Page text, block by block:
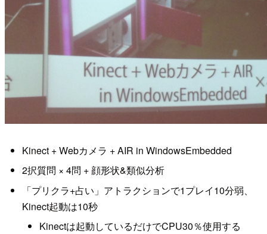
Kinect + Webカメラ + AIR in WindowsEmbedded
2択質問 × 4問 + 顔形状&類似分析
「プリクラ+占い」アトラクションで1プレイ10分弱、
Kinect起動は10秒
Kinectは起動しているだけでCPU30％使用する